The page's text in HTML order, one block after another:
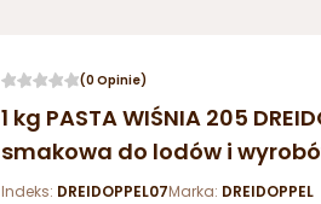
(0 Opinie)
1 kg PASTA WIŚNIA 205
smakowa do lodów i
Indeks: DREIDOPPEL07Marka: DREIDOPPEL